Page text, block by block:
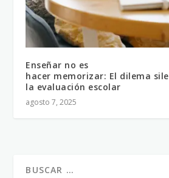
Enseñar no es
hacer memorizar: El dilema
la evaluación escolar
agosto 7, 2025